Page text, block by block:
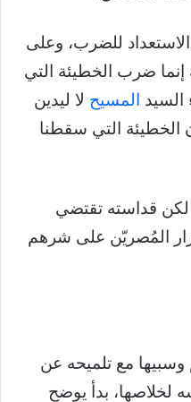
للضرب، وعلى
ضرب الخطيئة التي
المسيح لا ليدين
الخطيئة التي سقطنا
لكن قداسته تقتضي
المُصريّن على شرهم
وسبيها مع تلميحه عن
لخلاصها، بدأ يوضح